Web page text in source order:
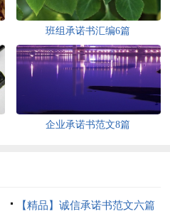
班组承诺书汇编6篇
企业承诺书范文8篇
【精品】诚信承诺书范文六篇